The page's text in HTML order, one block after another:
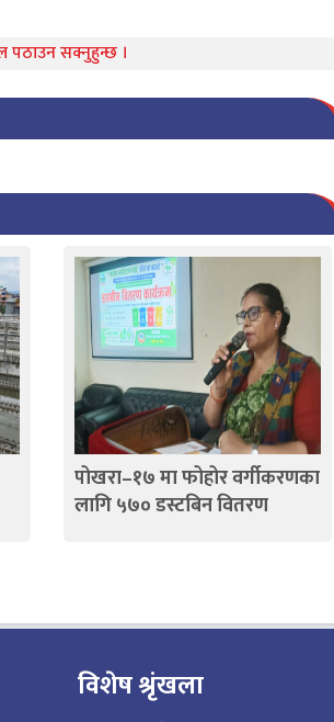
पठाउन सक्नुहुन्छ ।
पोखरा–१७ मा फोहोर वर्गीकरणका
लागि ५७० डस्टबिन वितरण
विशेष श्रृंखला